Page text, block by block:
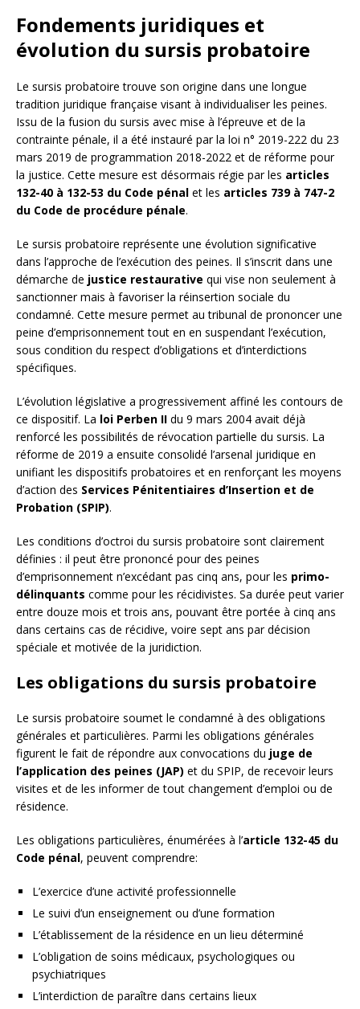
Fondements juridiques et
évolution du sursis probatoire
Le sursis probatoire trouve son origine dans une longue
tradition juridique française visant à individualiser les peines.
Issu de la fusion du sursis avec mise à l’épreuve et de la
contrainte pénale, il a été instauré par la loi n° 2019-222 du 23
mars 2019 de programmation 2018-2022 et de réforme pour
la justice. Cette mesure est désormais régie par les articles
132-40 à 132-53 du Code pénal et les articles 739 à 747-2
du Code de procédure pénale.
Le sursis probatoire représente une évolution significative
dans l’approche de l’exécution des peines. Il s’inscrit dans une
démarche de justice restaurative qui vise non seulement à
sanctionner mais à favoriser la réinsertion sociale du
condamné. Cette mesure permet au tribunal de prononcer une
peine d’emprisonnement tout en en suspendant l’exécution,
sous condition du respect d’obligations et d’interdictions
spécifiques.
L’évolution législative a progressivement affiné les contours de
ce dispositif. La loi Perben II du 9 mars 2004 avait déjà
renforcé les possibilités de révocation partielle du sursis. La
réforme de 2019 a ensuite consolidé l’arsenal juridique en
unifiant les dispositifs probatoires et en renforçant les moyens
d’action des Services Pénitentiaires d’Insertion et de
Probation (SPIP).
Les conditions d’octroi du sursis probatoire sont clairement
définies : il peut être prononcé pour des peines
d’emprisonnement n’excédant pas cinq ans, pour les primo-
délinquants comme pour les récidivistes. Sa durée peut varier
entre douze mois et trois ans, pouvant être portée à cinq ans
dans certains cas de récidive, voire sept ans par décision
spéciale et motivée de la juridiction.
Les obligations du sursis probatoire
Le sursis probatoire soumet le condamné à des obligations
générales et particulières. Parmi les obligations générales
figurent le fait de répondre aux convocations du juge de
l’application des peines (JAP) et du SPIP, de recevoir leurs
visites et de les informer de tout changement d’emploi ou de
résidence.
Les obligations particulières, énumérées à l’article 132-45 du
Code pénal, peuvent comprendre:
L’exercice d’une activité professionnelle
Le suivi d’un enseignement ou d’une formation
L’établissement de la résidence en un lieu déterminé
L’obligation de soins médicaux, psychologiques ou
psychiatriques
L’interdiction de paraître dans certains lieux